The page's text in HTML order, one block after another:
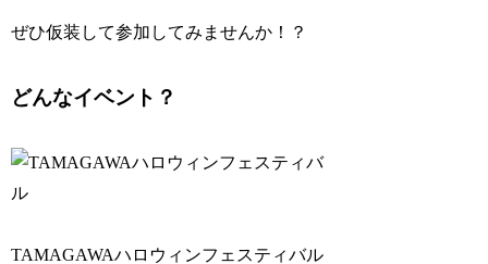
ぜひ仮装して参加してみませんか！？
どんなイベント？
TAMAGAWAハロウィンフェスティバル